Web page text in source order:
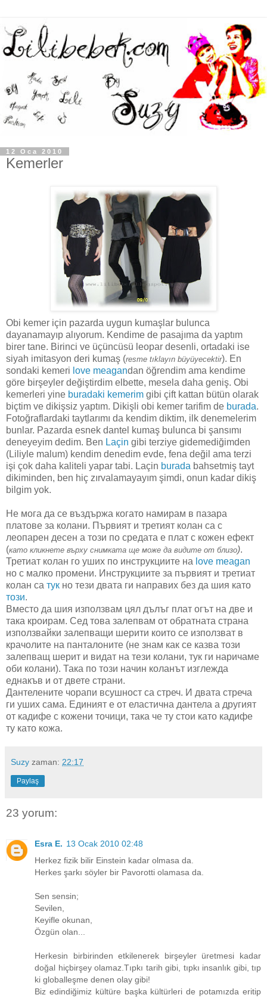
12 Oca 2010
Kemerler
Obi kemer için pazarda uygun kumaşlar bulunca
dayanamayıp alıyorum. Kendime de pasajıma da yaptım
birer tane. Birinci ve üçüncüsü leopar desenli, ortadaki ise
siyah imitasyon deri kumaş (resme tıklayın büyüyecektir). En
sondaki kemeri love meagandan öğrendim ama kendime
göre birşeyler değiştirdim elbette, mesela daha geniş. Obi
kemerleri yine buradaki kemerim gibi çift kattan bütün olarak
biçtim ve dikişsiz yaptım. Dikişli obi kemer tarifim de burada.
Fotoğraflardaki taytlarımı da kendim diktim, ilk denemelerim
bunlar. Pazarda esnek dantel kumaş bulunca bi şansımı
deneyeyim dedim. Ben Laçin gibi terziye gidemediğimden
(Liliyle malum) kendim denedim evde, fena değil ama terzi
işi çok daha kaliteli yapar tabi. Laçin burada bahsetmiş tayt
dikiminden, ben hiç zırvalamayayım şimdi, onun kadar dikiş
bilgim yok.
Не мога да се въздържа когато намирам в пазара
платове за колани. Първият и третият колан са с
леопарен десен а този по средата е плат с кожен ефект
(като кликнете върху снимката ще може да видите от близо).
Третиат колан го уших по инструкциите на love meagan
но с малко промени. Инструкциите за първият и третиат
колан са тук но тези двата ги направих без да шия като
този.
Вместо да шия използвам цял дълъг плат огът на две и
така кроирам. Сед това залепвам от обратната страна
използвайки залепващи шерити които се използват в
крачолите на панталоните (не знам как се казва този
залепващ шерит и видат на тези колани, тук ги наричаме
оби колани). Така по този начин коланът изглежда
еднакъв и от двете страни.
Дантелените чорапи всушност са стреч. И двата стреча
ги уших сама. Единият е от еластична дантела а другият
от кадифе с кожени точици, така че ту стои като кадифе
ту като кожа.
Suzy zaman: 22:17
Paylaş
23 yorum:
Esra E. 13 Ocak 2010 02:48
Herkez fizik bilir Einstein kadar olmasa da.
Herkes şarkı söyler bir Pavorotti olamasa da.
Sen sensin;
Sevilen,
Keyifle okunan,
Özgün olan...
Herkesin birbirinden etkilenerek birşeyler üretmesi kadar
doğal hiçbirşey olamaz.Tıpkı tarih gibi, tıpkı insanlık gibi, tıp
ki globalleşme denen olay gibi!
Biz edindiğimiz kültüre başka kültürleri de potamızda eritip